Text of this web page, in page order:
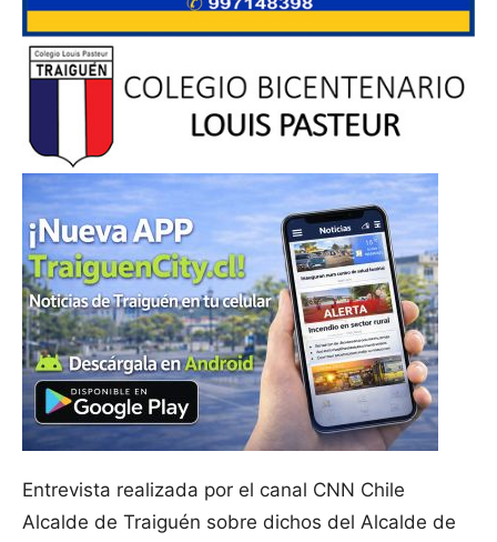
Entrevista realizada por el canal CNN Chile
Alcalde de Traiguén sobre dichos del Alcalde de